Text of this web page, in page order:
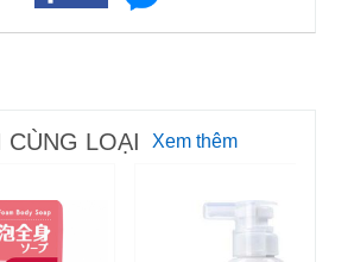
CÙNG LOẠI Xem thêm